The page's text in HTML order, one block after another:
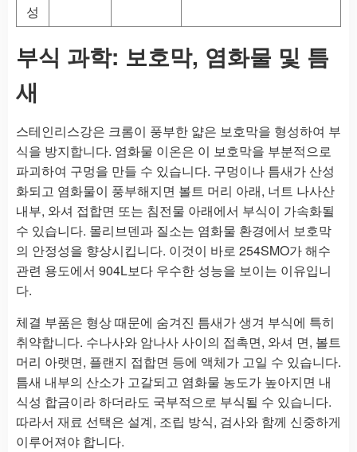
성
부식 과학: 보호막, 염화물 및 틈
새
스테인리스강은 크롬이 풍부한 얇은 보호막을 형성하여 부
식을 방지합니다. 염화물 이온은 이 보호막을 부분적으로
파괴하여 구멍을 만들 수 있습니다. 구멍이나 틈새가 산성
화되고 염화물이 풍부해지면 볼트 머리 아래, 너트 나사산
내부, 와셔 접합면 또는 침전물 아래에서 부식이 가속화될
수 있습니다. 몰리브덴과 질소는 염화물 환경에서 보호막
의 안정성을 향상시킵니다. 이것이 바로 254SMO가 해수
관련 용도에서 904L보다 우수한 성능을 보이는 이유입니
다.
체결 부품은 형상 때문에 숨겨진 틈새가 생겨 부식에 특히
취약합니다. 수나사와 암나사 사이의 접촉면, 와셔 면, 볼트
머리 아랫면, 플랜지 접합면 등에 액체가 고일 수 있습니다.
틈새 내부의 산소가 고갈되고 염화물 농도가 높아지면 내
식성 합금이라 하더라도 국부적으로 부식될 수 있습니다.
따라서 재료 선택은 설계, 조립 방식, 검사와 함께 신중하게
이루어져야 합니다.